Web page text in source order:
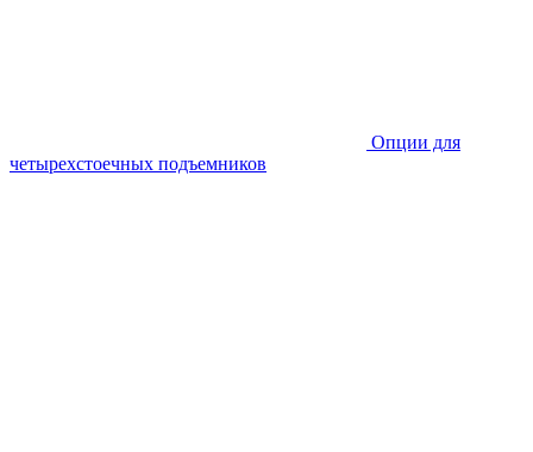
Опции для
четырехстоечных подъемников